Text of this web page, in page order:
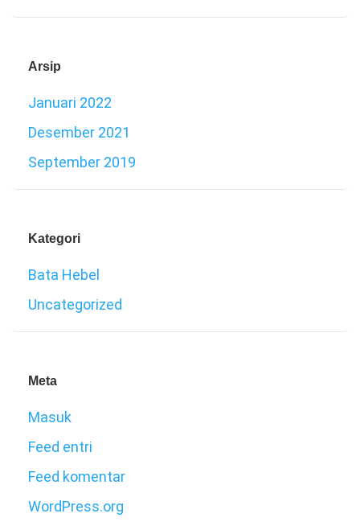
Arsip
Januari 2022
Desember 2021
September 2019
Kategori
Bata Hebel
Uncategorized
Meta
Masuk
Feed entri
Feed komentar
WordPress.org